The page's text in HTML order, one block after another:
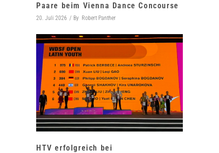
Paare beim Vienna Dance Concourse
20. Juli 2026 By Robert Panther
HTV erfolgreich bei